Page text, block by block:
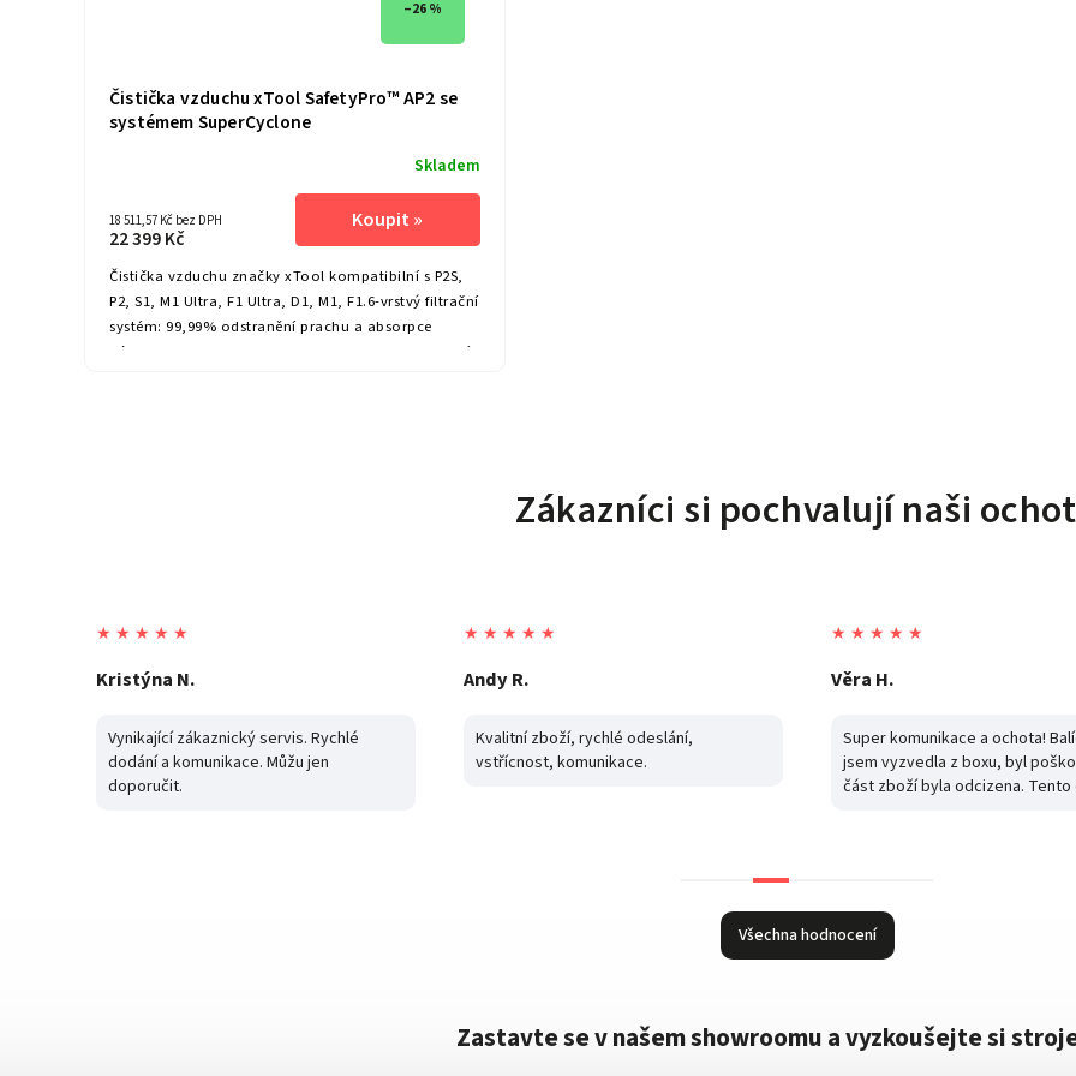
–26 %
Čistička vzduchu xTool SafetyPro™ AP2 se
systémem SuperCyclone
Skladem
18 511,57 Kč bez DPH
22 399 Kč
Čistička vzduchu značky xTool kompatibilní s P2S,
P2, S1, M1 Ultra, F1 Ultra, D1, M1, F1.6-vrstvý filtrační
systém: 99,99% odstranění prachu a absorpce
zápachu.Cyclone Sparation Technology: Zachycení
Zákazníci si pochvalují naši
★ ★ ★ ★ ★
Andy R.
Kvalitní zboží, rychlé odeslání,
vstřícnost, komunikace.
★ ★ ★ ★ ★
Věra H.
Super komunikace a ochota! Balíček
jsem vyzvedla z boxu, byl poškozený a
★ ★ ★ ★ ★
Ivana K
Maximální spokojenost, rychlé
cena a komunikace. Děkuji
Všechna hodnocení
Zastavte se v našem showroomu a vyzkoušejte si